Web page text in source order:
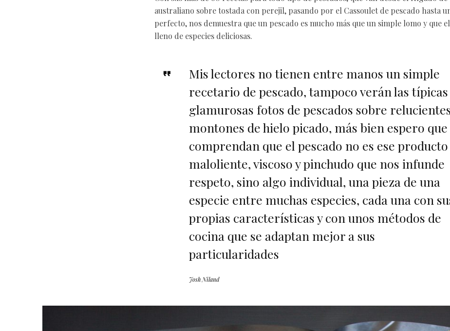
australiano sobre tostada con perejil, pasando por el Cassoulet de pescado hasta
perfecto, nos demuestra que un pescado es mucho más que un simple lomo y que
lleno de especies deliciosas.
Mis lectores no tienen entre manos un simple
recetario de pescado, tampoco verán las típicas
glamurosas fotos de pescados sobre
montones de hielo picado, más bien espero que
comprendan que el pescado no es ese producto
maloliente, viscoso y pinchudo que nos infunde
respeto, sino algo individual, una pieza de una
especie entre muchas especies, cada una con
propias características y con unos métodos de
cocina que se adaptan mejor a sus
particularidades
Josh Niland